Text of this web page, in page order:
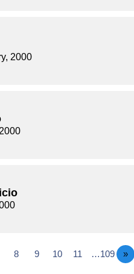
2000
8 9 10 11 …109 »